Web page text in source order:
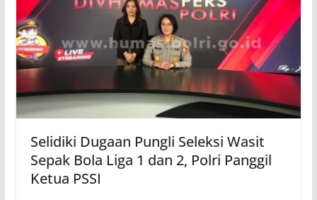
Selidiki Dugaan Pungli Seleksi Wasit
Sepak Bola Liga 1 dan 2, Polri Panggil
Ketua PSSI